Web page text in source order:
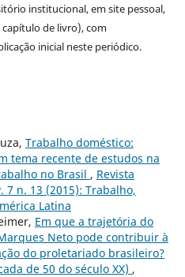
institucional, em site pessoal,
de livro), com
inicial neste periódico.
Trabalho doméstico:
tema recente de estudos na
no Brasil , Revista
7 n. 13 (2015): Trabalho,
Latina
Em que a trajetória do
Neto pode contribuir à
do proletariado brasileiro?
de 50 do século XX) ,